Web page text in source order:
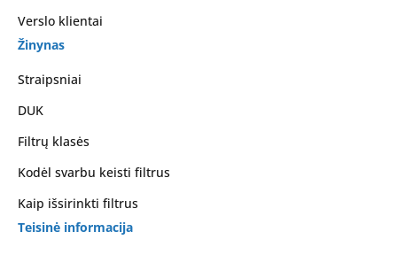
Verslo klientai
Žinynas
Straipsniai
DUK
Filtrų klasės
Kodėl svarbu keisti filtrus
Kaip išsirinkti filtrus
Teisinė informacija